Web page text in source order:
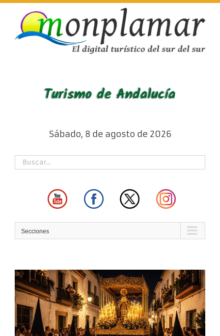
Skip
content
Sábado, 8 de agosto de 2026
Secciones